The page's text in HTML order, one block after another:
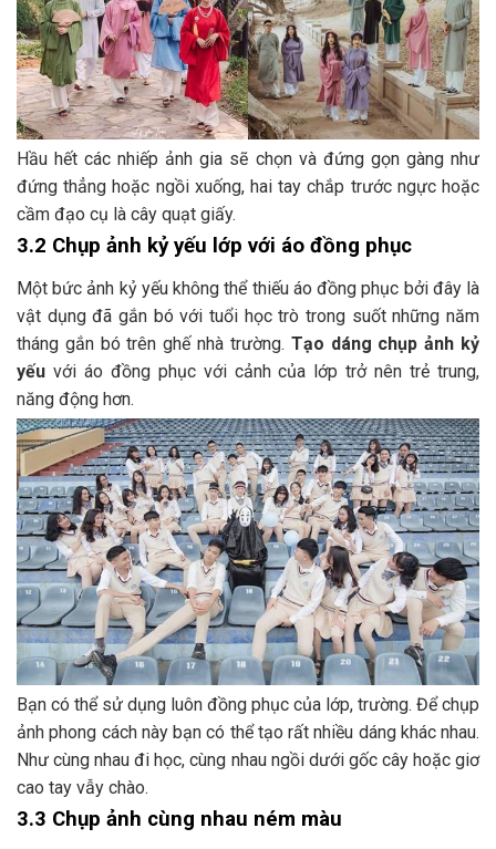
Hầu hết các nhiếp ảnh gia sẽ chọn và đứng gọn gàng như
đứng thẳng hoặc ngồi xuống, hai tay chắp trước ngực hoặc
cầm đạo cụ là cây quạt giấy.
3.2 Chụp ảnh kỷ yếu lớp với áo đồng phục
Một bức ảnh kỷ yếu không thể thiếu áo đồng phục bởi đây là
vật dụng đã gắn bó với tuổi học trò trong suốt những năm
tháng gắn bó trên ghế nhà trường. Tạo dáng chụp ảnh kỷ
yếu với áo đồng phục với cảnh của lớp trở nên trẻ trung,
năng động hơn.
Bạn có thể sử dụng luôn đồng phục của lớp, trường. Để chụp
ảnh phong cách này bạn có thể tạo rất nhiều dáng khác nhau.
Như cùng nhau đi học, cùng nhau ngồi dưới gốc cây hoặc giơ
cao tay vẫy chào.
3.3 Chụp ảnh cùng nhau ném màu